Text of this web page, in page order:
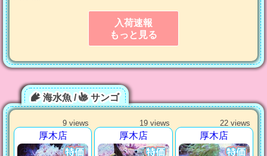
入荷速報
もっと見る
海水魚 / サンゴ
9 views
厚木店
19 views
厚木店
22 views
厚木店